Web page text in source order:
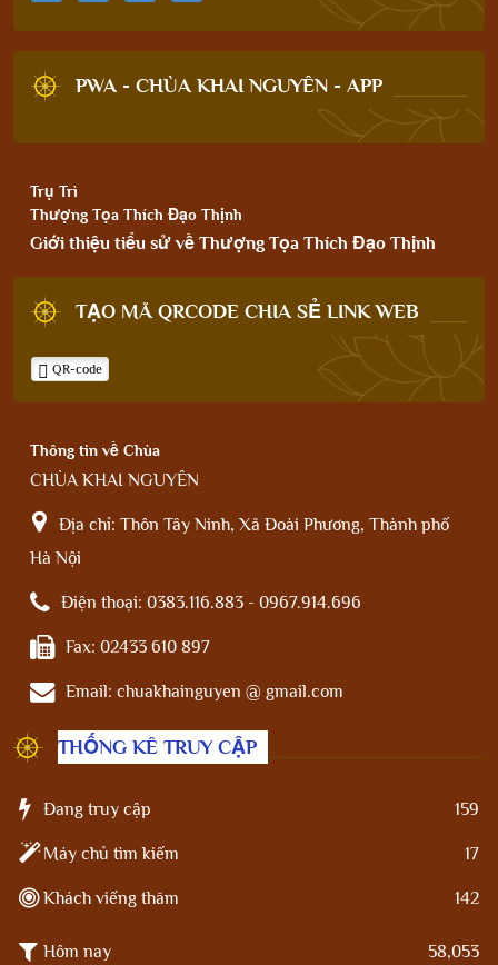
PWA - CHÙA KHAI NGUYÊN - APP
Trụ Trì
Thượng Tọa Thích Đạo Thịnh
Giới thiệu tiểu sử về Thượng Tọa Thích Đạo Thịnh
TẠO MÃ QRCODE CHIA SẺ LINK WEB
QR-code
Thông tin về Chùa
CHÙA KHAI NGUYÊN
Địa chỉ: Thôn Tây Ninh, Xã Đoài Phương, Thành phố
Hà Nội
Điện thoại: 0383.116.883 - 0967.914.696
Fax: 02433 610 897
Email: chuakhainguyen @ gmail.com
THỐNG KÊ TRUY CẬP
Đang truy cập 159
Máy chủ tìm kiếm 17
Khách viếng thăm 142
Hôm nay 58,053